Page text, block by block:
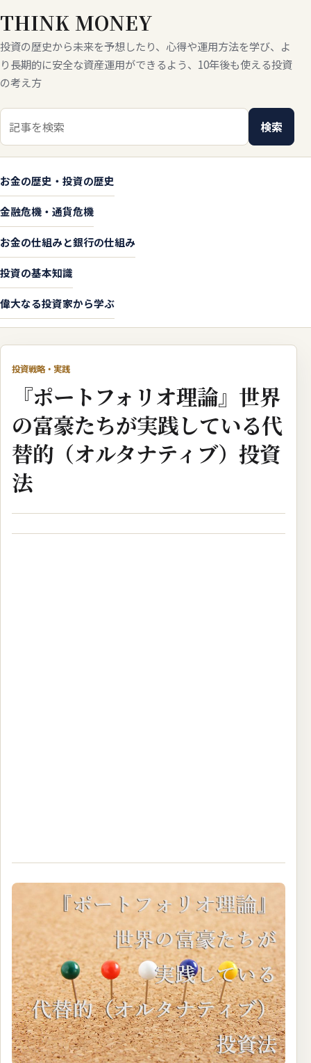
THINK MONEY
投資の歴史から未来を予想したり、心得や運用方法を学び、よ
り長期的に安全な資産運用ができるよう、10年後も使える投資
の考え方
検索キーワード
検索
お金の歴史・投資の歴史
金融危機・通貨危機
お金の仕組みと銀行の仕組み
投資の基本知識
偉大なる投資家から学ぶ
投資戦略・実践
『ポートフォリオ理論』世界
の富豪たちが実践している代
替的（オルタナティブ）投資
法